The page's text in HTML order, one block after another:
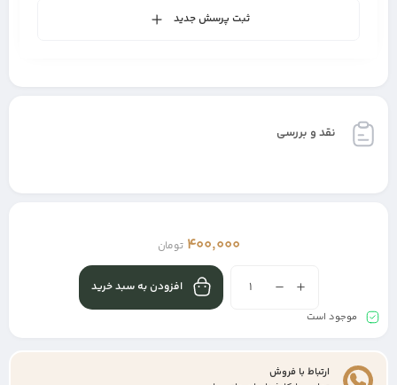
ثبت پرسش جدید
نقد و بررسی
400,000 تومان
افزودن به سبد خرید
موجود است
ارتباط با فروش